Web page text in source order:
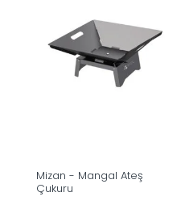
Mizan - Mangal Ateş
Çukuru